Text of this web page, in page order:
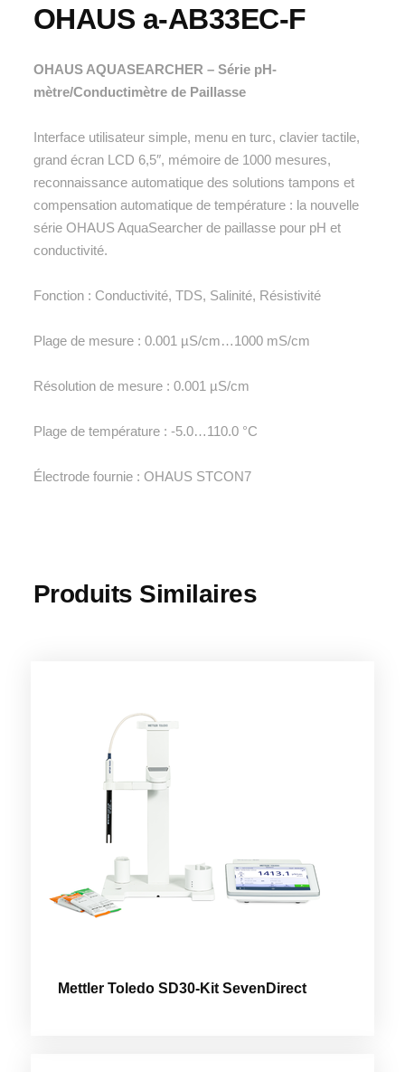
OHAUS a-AB33EC-F
OHAUS AQUASEARCHER – Série pH-
mètre/Conductimètre de Paillasse
Interface utilisateur simple, menu en turc, clavier tactile,
grand écran LCD 6,5″, mémoire de 1000 mesures,
reconnaissance automatique des solutions tampons et
compensation automatique de température : la nouvelle
série OHAUS AquaSearcher de paillasse pour pH et
conductivité.
Fonction : Conductivité, TDS, Salinité, Résistivité
Plage de mesure : 0.001 µS/cm…1000 mS/cm
Résolution de mesure : 0.001 µS/cm
Plage de température : -5.0…110.0 °C
Électrode fournie : OHAUS STCON7
Produits Similaires
Mettler Toledo SD30-Kit SevenDirect